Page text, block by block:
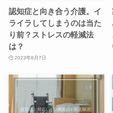
認知症と向き合う介護。イ
ライラしてしまうのは当た
り前？ストレスの軽減法
は？
2023年8月7日